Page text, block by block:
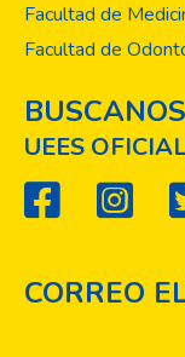
Facultad de
Facultad de
UEES
CORREO